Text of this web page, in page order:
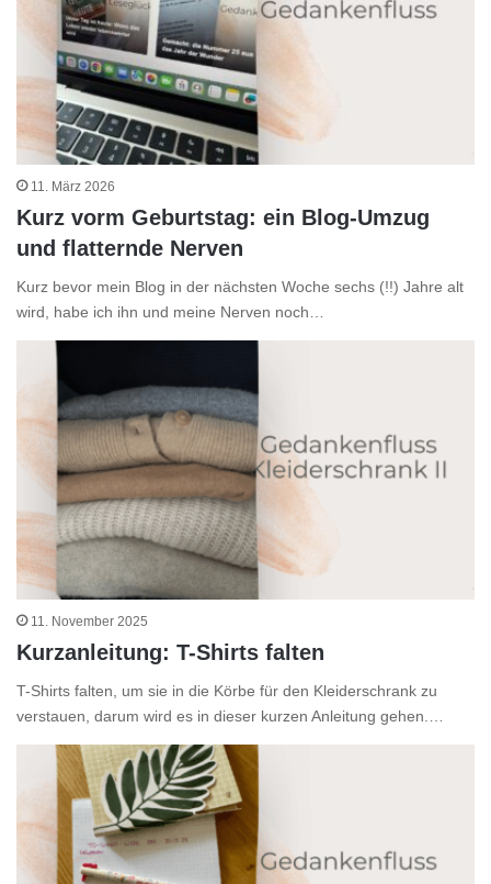
11. März 2026
Kurz vorm Geburtstag: ein Blog-Umzug
und flatternde Nerven
Kurz bevor mein Blog in der nächsten Woche sechs (!!) Jahre alt
wird, habe ich ihn und meine Nerven noch…
11. November 2025
Kurzanleitung: T-Shirts falten
T-Shirts falten, um sie in die Körbe für den Kleiderschrank zu
verstauen, darum wird es in dieser kurzen Anleitung gehen.…